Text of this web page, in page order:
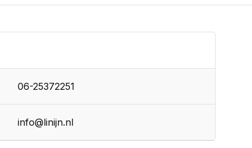
06-25372251
info@linijn.nl